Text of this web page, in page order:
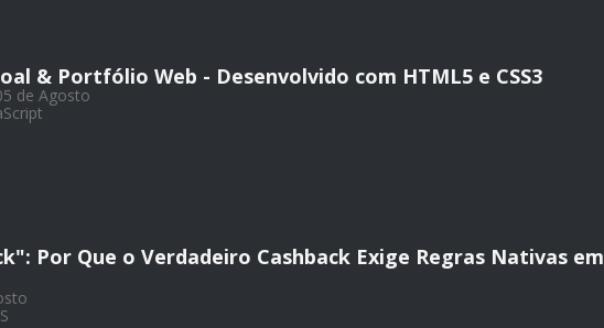
& Portfólio Web - Desenvolvido com HTML5 e CSS3
de Agosto
Por Que o Verdadeiro Cashback Exige Regras Nativas em